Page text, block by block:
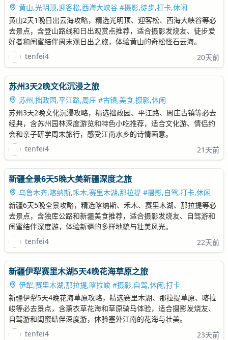
黄山,光明顶,迎客松,西海大峡谷 #摄影,徒步,打卡,休闲
黄山2天1晚日出云海攻略，精选光明顶、迎客松、西海大峡谷等必
去景点，含登山路线和日出观赏点推荐，适合摄影发烧友、徒步爱
好者和闺蜜结伴周末观日出之旅，体验黄山的奇松怪石云海。
tenfei4
20天前
苏州3天2晚文化沉浸之旅
苏州,拙政园,平江路,周庄 #古镇,美食,摄影,休闲
苏州3天2晚文化沉浸攻略，精选拙政园、平江路、周庄古镇等必去
经典，含苏州园林深度游览和特色小吃推荐，适合文化游、情侣约
会和亲子研学周末旅行，感受江南水乡的诗情画意。
tenfei4
21天前
新疆全景6天5晚大美新疆深度之旅
乌鲁木齐,喀纳斯,禾木,赛里木湖,那拉提 #摄影,自驾,打卡,休闲
新疆6天5晚全景攻略，精选喀纳斯、禾木、赛里木湖、那拉提等必
去景点，含独库公路和新疆美食推荐，适合摄影发烧友、自驾游和
闺蜜结伴深度游，体验新疆的多样地貌与壮美风光。
tenfei4
22天前
新疆伊犁赛里木湖5天4晚花海草原之旅
伊犁,赛里木湖,那拉提,喀拉峻 #摄影,自驾,休闲,打卡
新疆伊犁5天4晚花海草原攻略，精选赛里木湖、那拉提草原、喀拉
峻等必去景点，含薰衣草花海和草原骑马体验，适合摄影发烧友、
自驾游和闺蜜结伴深度游，体验塞外江南的花海与壮美。
tenfei4
23天前